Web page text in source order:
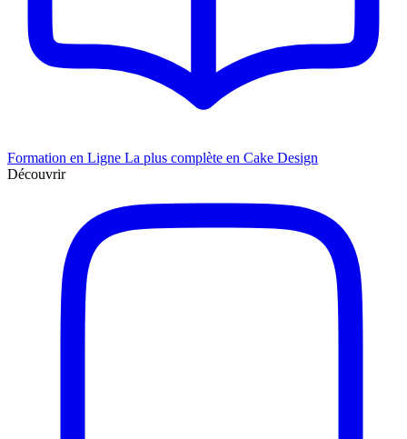
Formation en Ligne La plus complète en Cake Design
Découvrir